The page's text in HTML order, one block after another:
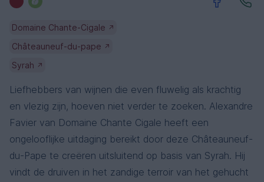
Domaine Chante-Cigale ↗
Châteauneuf-du-pape ↗
Syrah ↗
Liefhebbers van wijnen die even fluwelig als krachtig
en vlezig zijn, hoeven niet verder te zoeken. Alexandre
Favier van Domaine Chante Cigale heeft een
ongelooflijke uitdaging bereikt door deze Châteauneuf-
du-Pape te creëren uitsluitend op basis van Syrah. Hij
vindt de druiven in het zandige terroir van het gehucht